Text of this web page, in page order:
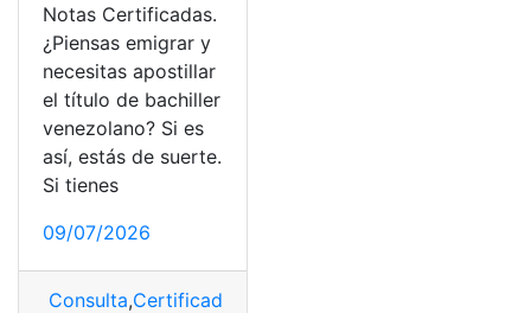
Notas Certificadas.
¿Piensas emigrar y
necesitas apostillar
el título de bachiller
venezolano? Si es
así, estás de suerte.
Si tienes
09/07/2026
Consulta,Certificado de Título de Bachiller